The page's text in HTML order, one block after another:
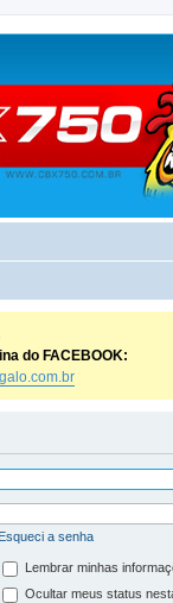
do FACEBOOK:
Esqueci a senha
Lembrar minhas
Ocultar meus status